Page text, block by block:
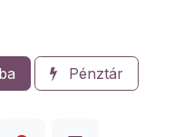
Pénztár